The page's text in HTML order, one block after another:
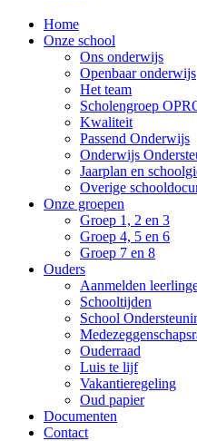
Home
Onze school
Ons onderwijs
Openbaar onderwijs
Het team
Scholengroep
Kwaliteit
Passend Onderwijs
Onderwijs
Jaarplan en
Overige
Onze groepen
Groep 1, 2 en 3
Groep 4, 5 en 6
Groep 7 en 8
Ouders
Aanmelden
Schooltijden
School
Ouderraad
Luis te lijf
Vakantieregeling
Oud papier
Documenten
Contact